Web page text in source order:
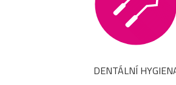
DENTÁLNÍ